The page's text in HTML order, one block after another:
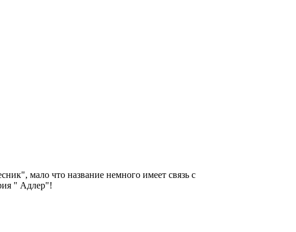
мало что название немного имеет связь с
" Адлер"!